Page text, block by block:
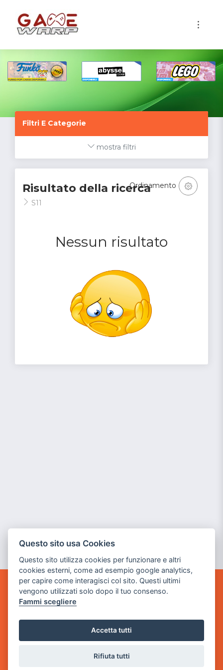
Filtri E Categorie
mostra filtri
Risultato della ricerca
S11
Nessun risultato
Ordinamento
GAME WARP
BY POWER GAME SRL
via Villaggio dei Platani, 3
Questo sito usa Cookies
Questo sito utilizza cookies per funzionare e altri
cookies esterni, come ad esempio google analytics,
per capire come interagisci col sito. Questi ultimi
vengono utilizzati solo dopo il tuo consenso.
Fammi scegliere
Accetta tutti
Rifiuta tutti